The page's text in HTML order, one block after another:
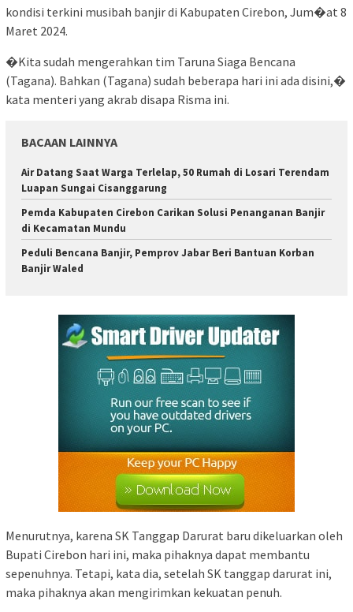
kondisi terkini musibah banjir di Kabupaten Cirebon, Jum�at 8
Maret 2024.
�Kita sudah mengerahkan tim Taruna Siaga Bencana
(Tagana). Bahkan (Tagana) sudah beberapa hari ini ada disini,�
kata menteri yang akrab disapa Risma ini.
BACAAN LAINNYA
Air Datang Saat Warga Terlelap, 50 Rumah di Losari Terendam
Luapan Sungai Cisanggarung
Pemda Kabupaten Cirebon Carikan Solusi Penanganan Banjir
di Kecamatan Mundu
Peduli Bencana Banjir, Pemprov Jabar Beri Bantuan Korban
Banjir Waled
Menurutnya, karena SK Tanggap Darurat baru dikeluarkan oleh
Bupati Cirebon hari ini, maka pihaknya dapat membantu
sepenuhnya. Tetapi, kata dia, setelah SK tanggap darurat ini,
maka pihaknya akan mengirimkan kekuatan penuh.